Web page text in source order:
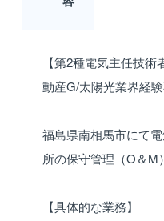
【第2種電気主任技
動産G/太陽光業界経
福島県南相馬市にて
所の保守管理（O＆M
【具体的な業務】